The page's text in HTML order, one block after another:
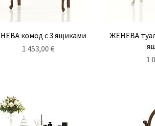
Быстрый просмотр
комод с 3 ящиками
Цена
1 453,00 €
ЖЕНЕВА
1